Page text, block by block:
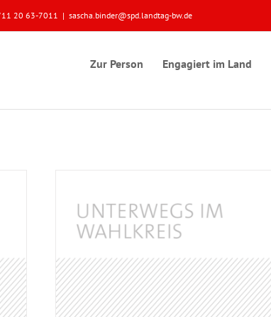
20 63-7011 | sascha.binder@spd.landtag-bw.de
Zur Person Engagiert im Land